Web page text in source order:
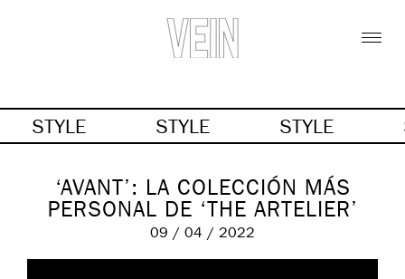
STYLE STYLE STYLE
‘AVANT’: LA COLECCIÓN MÁS
PERSONAL DE ‘THE ARTELIER’
09 / 04 / 2022